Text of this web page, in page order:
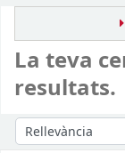
La teva
resultats.
Ordeneu per: